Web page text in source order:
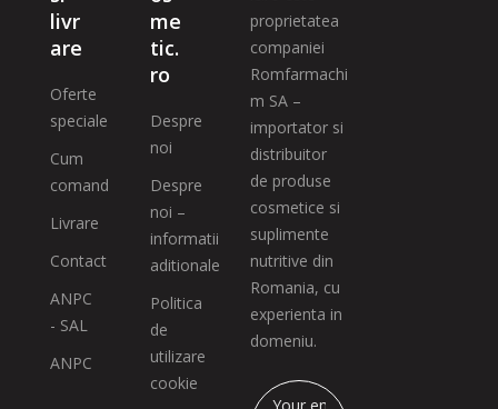
livr
are
Oferte
speciale
Cum
comand
Livrare
Contact
ANPC
- SAL
ANPC
me
tic.
ro
Despre
noi
Despre
noi –
informatii
aditionale
Politica
de
utilizare
cookie
proprietatea
companiei
Romfarmachi
m SA –
importator si
distribuitor
de produse
cosmetice si
suplimente
nutritive din
Romania, cu
experienta in
domeniu.